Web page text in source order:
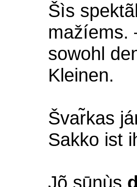
Šìs
mažíems.
sowohl
Kleinen.
Švar̃kas
Sakko ist
Jõ sūnùs